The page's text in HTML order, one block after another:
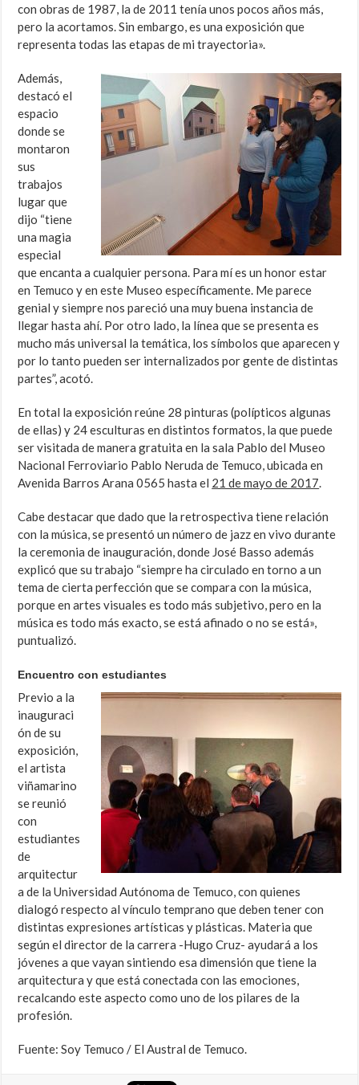
con obras de 1987, la de 2011 tenía unos pocos años más,
pero la acortamos. Sin embargo, es una exposición que
representa todas las etapas de mi trayectoria».
Además,
destacó el
espacio
donde se
montaron
sus
trabajos
lugar que
dijo “tiene
una magia
especial
que encanta a cualquier persona. Para mí es un honor estar
en Temuco y en este Museo específicamente. Me parece
genial y siempre nos pareció una muy buena instancia de
llegar hasta ahí. Por otro lado, la línea que se presenta es
mucho más universal la temática, los símbolos que aparecen y
por lo tanto pueden ser internalizados por gente de distintas
partes”, acotó.
En total la exposición reúne 28 pinturas (polípticos algunas
de ellas) y 24 esculturas en distintos formatos, la que puede
ser visitada de manera gratuita en la sala Pablo del Museo
Nacional Ferroviario Pablo Neruda de Temuco, ubicada en
Avenida Barros Arana 0565 hasta el 21 de mayo de 2017.
Cabe destacar que dado que la retrospectiva tiene relación
con la música, se presentó un número de jazz en vivo durante
la ceremonia de inauguración, donde José Basso además
explicó que su trabajo “siempre ha circulado en torno a un
tema de cierta perfección que se compara con la música,
porque en artes visuales es todo más subjetivo, pero en la
música es todo más exacto, se está afinado o no se está»,
puntualizó.
Encuentro con estudiantes
Previo a la
inauguraci
ón de su
exposición,
el artista
viñamarino
se reunió
con
estudiantes
de
arquitectur
a de la Universidad Autónoma de Temuco, con quienes
dialogó respecto al vínculo temprano que deben tener con
distintas expresiones artísticas y plásticas. Materia que
según el director de la carrera -Hugo Cruz- ayudará a los
jóvenes a que vayan sintiendo esa dimensión que tiene la
arquitectura y que está conectada con las emociones,
recalcando este aspecto como uno de los pilares de la
profesión.
Fuente: Soy Temuco / El Austral de Temuco.